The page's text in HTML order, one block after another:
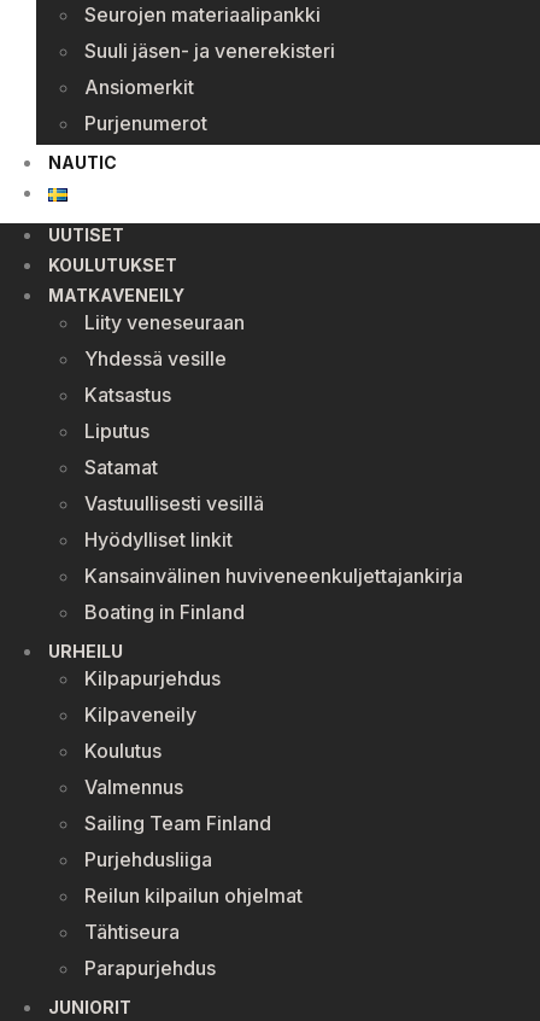
Seurojen materiaalipankki
Suuli jäsen- ja venerekisteri
Ansiomerkit
Purjenumerot
NAUTIC
UUTISET
KOULUTUKSET
MATKAVENEILY
Liity veneseuraan
Yhdessä vesille
Katsastus
Liputus
Satamat
Vastuullisesti vesillä
Hyödylliset linkit
Kansainvälinen huviveneenkuljettajankirja
Boating in Finland
URHEILU
Kilpapurjehdus
Kilpaveneily
Koulutus
Valmennus
Sailing Team Finland
Purjehdusliiga
Reilun kilpailun ohjelmat
Tähtiseura
Parapurjehdus
JUNIORIT